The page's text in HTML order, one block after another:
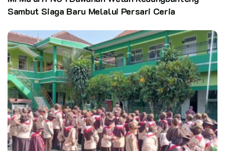
Sambut Siaga Baru Melalui Persari Ceria